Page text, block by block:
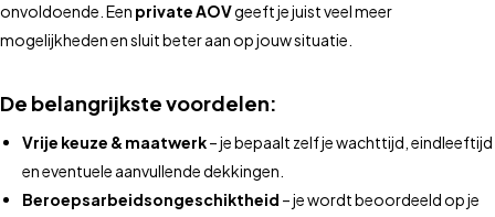
onvoldoende. Een private AOVgeeft je juist veel meer
mogelijkheden en sluit beter aan op jouw situatie.
De belangrijkste voordelen:
Vrije keuze & maatwerk– je bepaalt zelf je wachttijd, eindleeftijd
en eventuele aanvullende dekkingen.
Beroepsarbeidsongeschiktheid – je wordt beoordeeld op je